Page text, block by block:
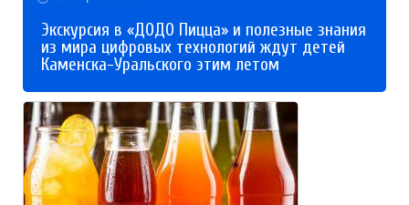
Экскурсия в «ДОДО Пицца» и полезные знания
из мира цифровых технологий ждут детей
Каменска-Уральского этим летом